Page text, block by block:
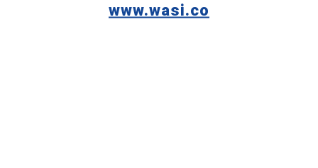
www.wasi.co